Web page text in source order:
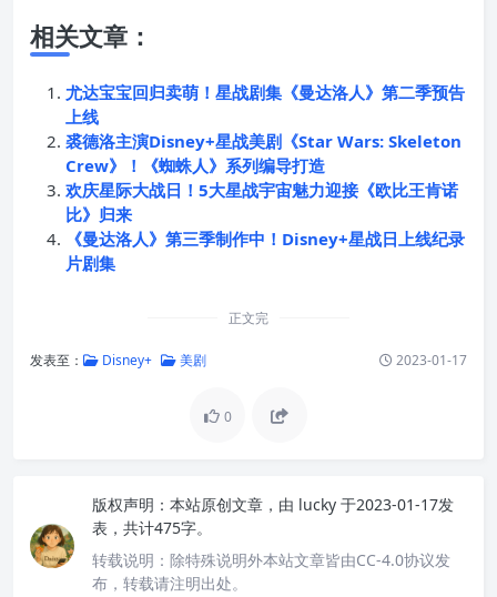
相关文章：
尤达宝宝回归卖萌！星战剧集《曼达洛人》第二季预告
上线
裘德洛主演Disney+星战美剧《Star Wars: Skeleton
Crew》！《蜘蛛人》系列编导打造
欢庆星际大战日！5大星战宇宙魅力迎接《欧比王肯诺
比》归来
《曼达洛人》第三季制作中！Disney+星战日上线纪录
片剧集
正文完
发表至： Disney+ 美剧 2023-01-17
0
版权声明： 本站原创文章，由 lucky 于2023-01-17发
表，共计475字。
转载说明： 除特殊说明外本站文章皆由CC-4.0协议发
布，转载请注明出处。